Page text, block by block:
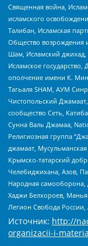
Священная война,
исламского
Талибан, Исламская
Общество возрождения
Шам, Исламский джихад,
Исламское
ополчение имени К.
Тагьаля SHAM, АУМ
Чистопольский
сообщество Сеть,
Сунна Валь Джамаа,
Религиозная группа
джамаат,
Крымско-татарский
Челебиджихана, Азов,
Народная самооборона,
Хаджи Белхороев,
Легион Свобода
Источник: http://
organizacii-i-